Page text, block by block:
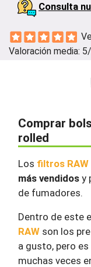
Consulta
Valoración media: 5
Comprar
rolled
Los filtros RAW
más vendidos y
de fumadores.
Dentro de este
RAW son los
a gusto, pero
muchas veces